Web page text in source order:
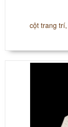
cột trang